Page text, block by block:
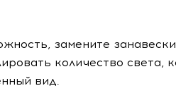
замените
количество света,
вид.